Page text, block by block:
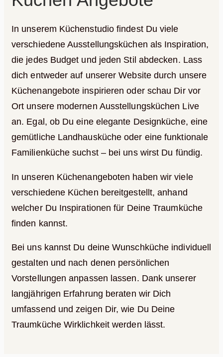
In unserem Küchenstudio findest Du viele
verschiedene Ausstellungsküchen als Inspiration,
die jedes Budget und jeden Stil abdecken. Lass
dich entweder auf unserer Website durch unsere
Küchenangebote inspirieren oder schau Dir vor
Ort unsere modernen Ausstellungsküchen Live
an. Egal, ob Du eine elegante Designküche, eine
gemütliche Landhausküche oder eine funktionale
Familienküche suchst – bei uns wirst Du fündig.
In unseren Küchenangeboten haben wir viele
verschiedene Küchen bereitgestellt, anhand
welcher Du Inspirationen für Deine Traumküche
finden kannst.
Bei uns kannst Du deine Wunschküche individuell
gestalten und nach denen persönlichen
Vorstellungen anpassen lassen. Dank unserer
langjährigen Erfahrung beraten wir Dich
umfassend und zeigen Dir, wie Du Deine
Traumküche Wirklichkeit werden lässt.